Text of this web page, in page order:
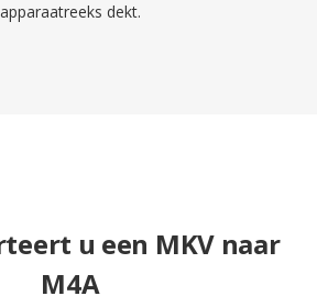
apparaatreeks dekt.
u een MKV naar
M4A